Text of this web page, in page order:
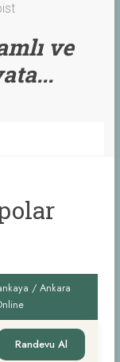
ve